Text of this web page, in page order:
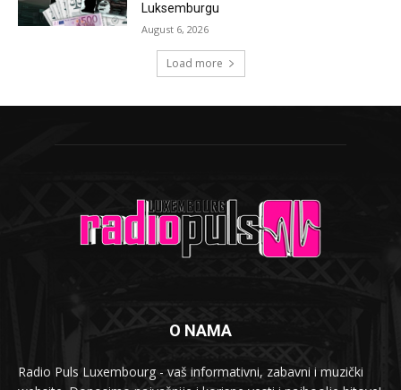
Luksemburgu
August 6, 2026
Load more
O NAMA
Radio Puls Luxembourg - vaš informativni, zabavni i muzički